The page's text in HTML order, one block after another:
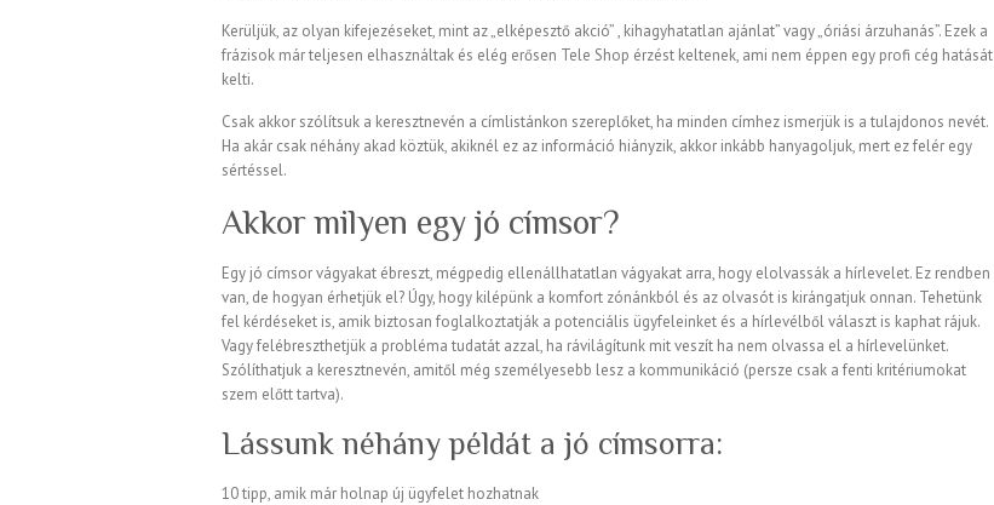
Kerüljük, az olyan kifejezéseket, mint az „elképesztő akció” , kihagyhatatlan ajánlat” vagy „óriási árzuhanás”. Ezek a
frázisok már teljesen elhasználtak és elég erősen Tele Shop érzést keltenek, ami nem éppen egy profi cég hatását
kelti.
Csak akkor szólítsuk a keresztnevén a címlistánkon szereplőket, ha minden címhez ismerjük is a tulajdonos nevét.
Ha akár csak néhány akad köztük, akiknél ez az információ hiányzik, akkor inkább hanyagoljuk, mert ez felér egy
sértéssel.
Akkor milyen egy jó címsor?
Egy jó címsor vágyakat ébreszt, mégpedig ellenállhatatlan vágyakat arra, hogy elolvassák a hírlevelet. Ez rendben
van, de hogyan érhetjük el? Úgy, hogy kilépünk a komfort zónánkból és az olvasót is kirángatjuk onnan. Tehetünk
fel kérdéseket is, amik biztosan foglalkoztatják a potenciális ügyfeleinket és a hírlevélből választ is kaphat rájuk.
Vagy felébreszthetjük a probléma tudatát azzal, ha rávilágítunk mit veszít ha nem olvassa el a hírlevelünket.
Szólíthatjuk a keresztnevén, amitől még személyesebb lesz a kommunikáció (persze csak a fenti kritériumokat
szem előtt tartva).
Lássunk néhány példát a jó címsorra:
10 tipp, amik már holnap új ügyfelet hozhatnak